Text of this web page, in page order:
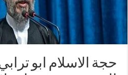
حجة الاسلام ابو